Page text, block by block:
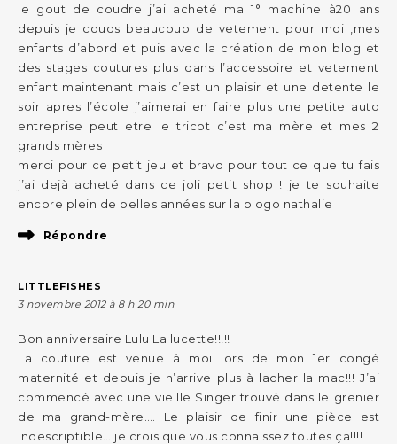
le gout de coudre j’ai acheté ma 1° machine à20 ans
depuis je couds beaucoup de vetement pour moi ,mes
enfants d’abord et puis avec la création de mon blog et
des stages coutures plus dans l’accessoire et vetement
enfant maintenant mais c’est un plaisir et une detente le
soir apres l’école j’aimerai en faire plus une petite auto
entreprise peut etre le tricot c’est ma mère et mes 2
grands mères
merci pour ce petit jeu et bravo pour tout ce que tu fais
j’ai dejà acheté dans ce joli petit shop ! je te souhaite
encore plein de belles années sur la blogo nathalie
Répondre
LITTLEFISHES
3 novembre 2012 à 8 h 20 min
Bon anniversaire Lulu La lucette!!!!!
La couture est venue à moi lors de mon 1er congé
maternité et depuis je n’arrive plus à lacher la mac!!! J’ai
commencé avec une vieille Singer trouvé dans le grenier
de ma grand-mère…. Le plaisir de finir une pièce est
indescriptible… je crois que vous connaissez toutes ça!!!!